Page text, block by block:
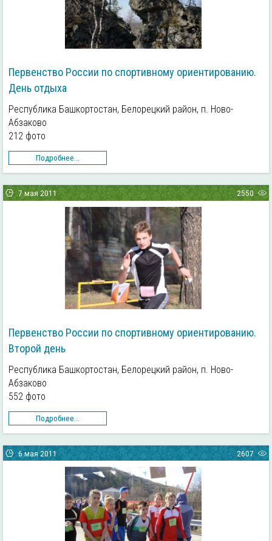
Первенство России по спортивному ориентированию.
День отдыха
Республика Башкортостан, Белорецкий район, п. Ново-
Абзаково
212 фото
Подробнее...
7 мая 2011 2550
Первенство России по спортивному ориентированию.
Второй день
Республика Башкортостан, Белорецкий район, п. Ново-
Абзаково
552 фото
Подробнее...
6 мая 2011 2607